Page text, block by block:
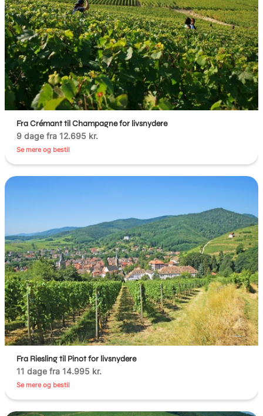
Fra Crémant til Champagne for livsnydere
9 dage fra 12.695 kr.
Se mere og bestil
Fra Riesling til Pinot for livsnydere
11 dage fra 14.995 kr.
Se mere og bestil